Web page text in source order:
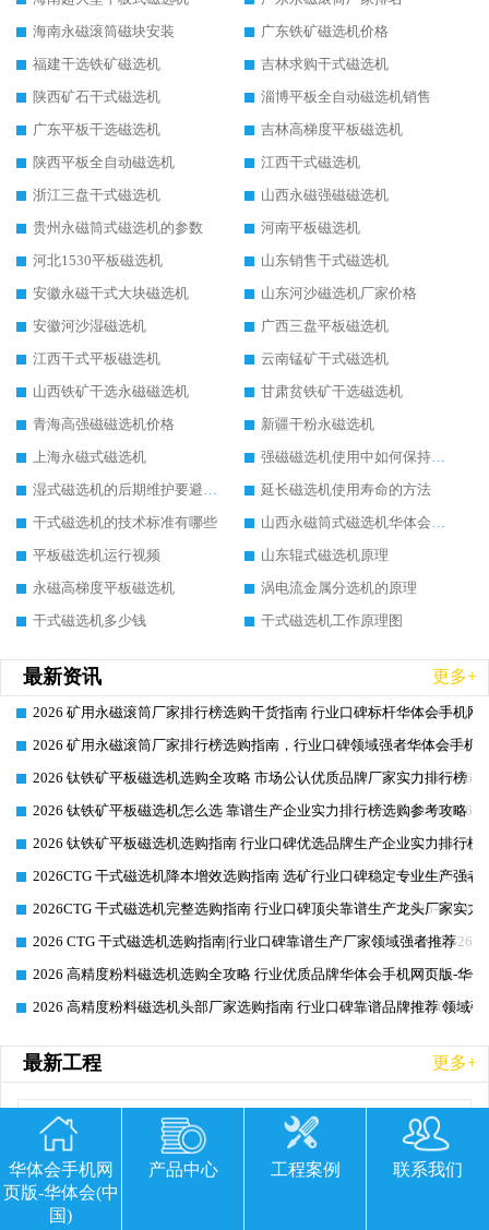
海南永磁滚筒磁块安装
广东铁矿磁选机价格
福建干选铁矿磁选机
吉林求购干式磁选机
陕西矿石干式磁选机
淄博平板全自动磁选机销售
广东平板干选磁选机
吉林高梯度平板磁选机
陕西平板全自动磁选机
江西干式磁选机
浙江三盘干式磁选机
山西永磁强磁磁选机
贵州永磁筒式磁选机的参数
河南平板磁选机
河北1530平板磁选机
山东销售干式磁选机
安徽永磁干式大块磁选机
山东河沙磁选机厂家价格
安徽河沙湿磁选机
广西三盘平板磁选机
江西干式平板磁选机
云南锰矿干式磁选机
山西铁矿干选永磁磁选机
甘肃贫铁矿干选磁选机
青海高强磁磁选机价格
新疆干粉永磁选机
上海永磁式磁选机
强磁磁选机使用中如何保持其顺畅运行
湿式磁选机的后期维护要避开哪些坑
延长磁选机使用寿命的方法
干式磁选机的技术标准有哪些
山西永磁筒式磁选机华体会手机网页版-华体会(中国)
平板磁选机运行视频
山东辊式磁选机原理
永磁高梯度平板磁选机
涡电流金属分选机的原理
干式磁选机多少钱
干式磁选机工作原理图
最新资讯 更多+
2026-06-26
2026 矿用永磁滚筒厂家排行榜选购干货指南 行业口碑标杆华体会手机网
2026-06-26
2026 矿用永磁滚筒厂家排行榜选购指南，行业口碑领域强者华体会手机
2026-06-26
2026 钛铁矿平板磁选机选购全攻略 市场公认优质品牌厂家实力排行榜
2026-06-26
2026 钛铁矿平板磁选机怎么选 靠谱生产企业实力排行榜选购参考攻略
2026-06-26
2026 钛铁矿平板磁选机选购指南 行业口碑优选品牌生产企业实力排行榜
2026-06-26
2026CTG 干式磁选机降本增效选购指南 选矿行业口碑稳定专业生产强者
2026-06-26
2026CTG 干式磁选机完整选购指南 行业口碑顶尖靠谱生产龙头厂家实力
2026-06-26
2026 CTG 干式磁选机选购指南|行业口碑靠谱生产厂家领域强者推荐
2026-06-26
2026 高精度粉料磁选机选购全攻略 行业优质品牌华体会手机网页版-华
2026-06-26
2026 高精度粉料磁选机头部厂家选购指南 行业口碑靠谱品牌推荐 领域
最新工程 更多+
华体会手机网
页版-华体会(中
国)
产品中心 工程案例 联系我们